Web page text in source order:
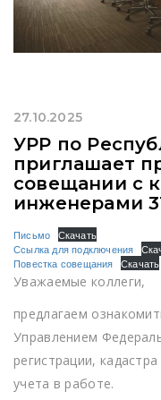
27.10.2025
УРР по
приглашает
совещании с
инженерами
Письмо Скачать
Ссылка для подключения
Повестка совещания Скачать
Уважаемые коллеги,
предлагаем
Управлением
регистрации,
учета в работе.